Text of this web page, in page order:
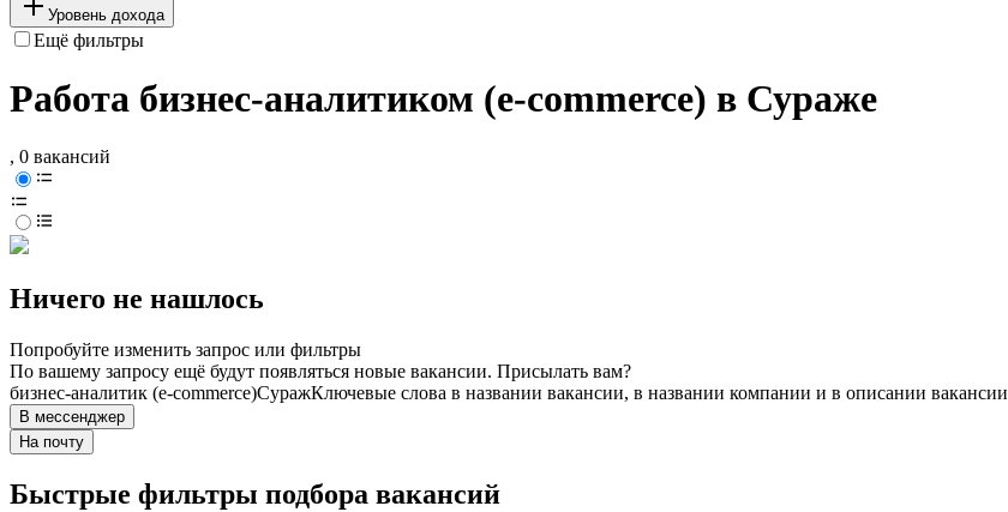
Уровень дохода
Ещё фильтры
Работа бизнес-аналитиком (e-commerce) в Сураже
, 0 вакансий
Ничего не нашлось
Попробуйте изменить запрос или фильтры
По вашему запросу ещё будут появляться новые вакансии. Присылать вам?
бизнес-аналитик (e-commerce)СуражКлючевые слова в названии вакансии, в названии компании и в описании вакансии
В мессенджер
На почту
Быстрые фильтры подбора вакансий